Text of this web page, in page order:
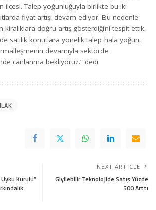
ilçesi. Talep yoğunluğuyla birlikte bu iki
fiyat artışı devam ediyor. Bu nedenle
doğru artış gösterdiğini tespit ettik.
satılık konutlara yönelik talep hala yoğun.
devamıyla sektörde
canlanma bekliyoruz.” dedi.
Kurulu”
NEXT ARTICLE
Giyilebilir Teknolojide Satış Yüzde
500 Arttı